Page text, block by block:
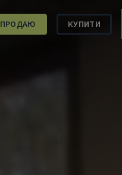
ПРОДАЮ КУПИТИ